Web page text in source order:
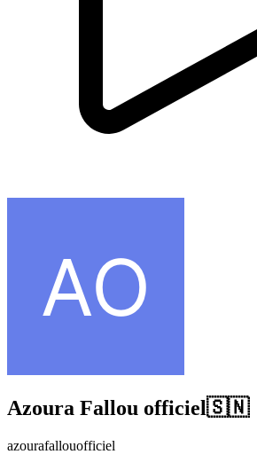
Azoura Fallou officiel🇸🇳
azourafallouofficiel